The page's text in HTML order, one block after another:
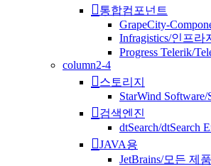
통합컴포넌트
GrapeCity-
Infragistics/인프라
Progress Telerik/
column2-4
스토리지
StarWind
검색엔진
dtSearch/dtSearch
JAVA용
JetBrains/모든 제품